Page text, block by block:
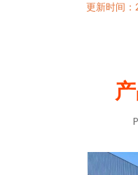
更新时间